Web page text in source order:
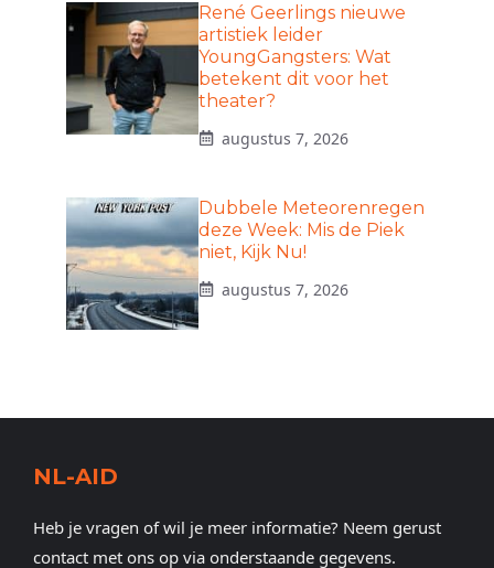
René Geerlings nieuwe
artistiek leider
YoungGangsters: Wat
betekent dit voor het
theater?
augustus 7, 2026
Dubbele Meteorenregen
deze Week: Mis de Piek
niet, Kijk Nu!
augustus 7, 2026
NL-AID
Heb je vragen of wil je meer informatie? Neem gerust
contact met ons op via onderstaande gegevens.